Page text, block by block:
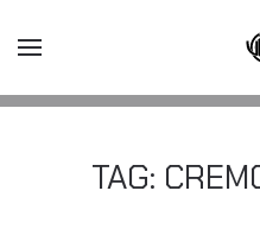
TAG: